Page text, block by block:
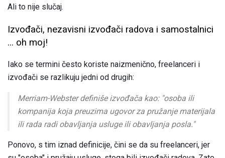
Ali to nije slučaj.
Izvođači, nezavisni izvođači radova i samostalnici
... oh moj!
Iako se termini često koriste naizmenično, freelanceri i
izvođači se razlikuju jedni od drugih:
Merriam-Webster definiše izvođača kao: "osoba ili
kompanija koja preuzima ugovor za pružanje materijala
ili rada radi obavljanja usluge ili obavljanja posla."
Ponovo, s tim iznad definicije, čini se da su freelanceri, jer